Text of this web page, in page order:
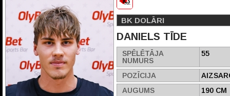
BK DOLĀRI
DANIELS TĪDE
SPĒLĒTĀJA
NUMURS
55
POZĪCIJA
AUGUMS
190 CM